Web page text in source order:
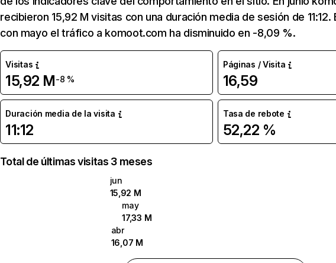
recibieron 15,92 M visitas con una duración media de sesión de 11:12.
con mayo el tráfico a komoot.com ha disminuido en -8,09 %.
Visitas
15,92 M-8 %
Páginas / Visita
16,59
Duración media de la visita
11:12
Tasa de rebote
52,22 %
Total de últimas visitas 3 meses
jun
15,92 M
may
17,33 M
abr
16,07 M